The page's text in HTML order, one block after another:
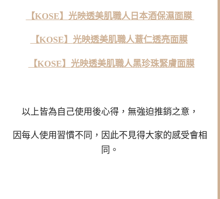
【KOSE】 光映透美肌職人日本酒保濕面膜
【KOSE】 光映透美肌職人薏仁透亮面膜
【KOSE】 光映透美肌職人黑珍珠緊膚面膜
以上皆為自己使用後心得，無強迫推銷之意，
因每人使用習慣不同，因此不見得大家的感受會相
同。